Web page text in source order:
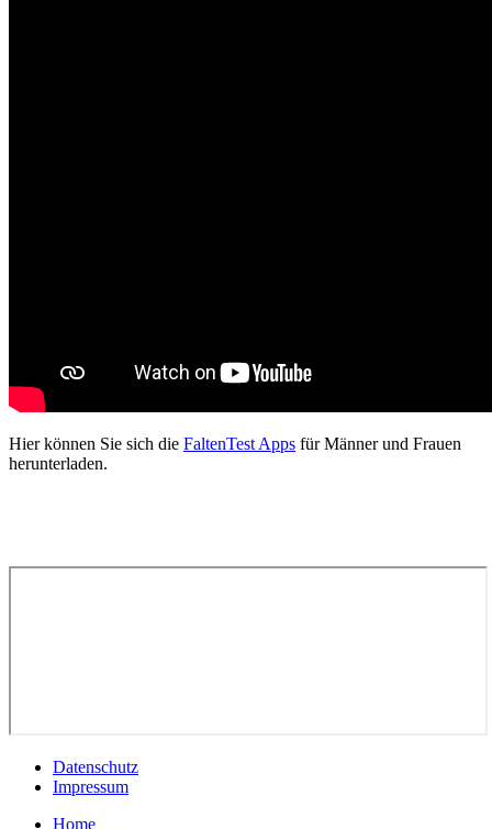
Hier können Sie sich die FaltenTest Apps für Männer und Frauen
herunterladen.
Datenschutz
Impressum
Home